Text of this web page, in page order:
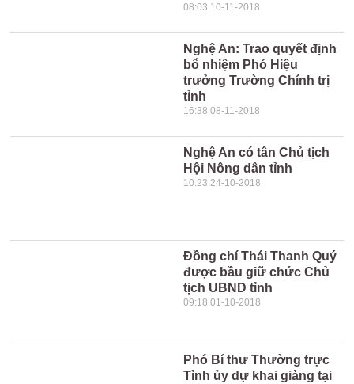
08:03 10-11-2018
Nghệ An: Trao quyết định
bổ nhiệm Phó Hiệu
trưởng Trường Chính trị
tỉnh
16:38 08-11-2018
Nghệ An có tân Chủ tịch
Hội Nông dân tỉnh
10:23 24-10-2018
Đồng chí Thái Thanh Quý
được bầu giữ chức Chủ
tịch UBND tỉnh
09:18 01-10-2018
Phó Bí thư Thường trực
Tỉnh ủy dự khai giảng tại